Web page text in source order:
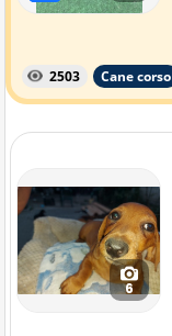
2503 Cane corso
6